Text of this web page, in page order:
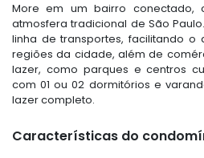
More em um bairro conectado,
atmosfera tradicional de São
linha de transportes, facilitando o
regiões da cidade, além de
lazer, como parques e centros
com 01 ou 02 dormitórios e
lazer completo.
Características do